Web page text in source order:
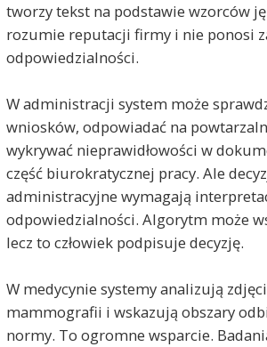
tworzy tekst na podstawie wzorców
rozumie reputacji firmy i nie ponosi
odpowiedzialności.
W administracji system może
wniosków, odpowiadać na
wykrywać nieprawidłowości w
część biurokratycznej pracy. Ale
administracyjne wymagają
odpowiedzialności. Algorytm może
lecz to człowiek podpisuje decyzję.
W medycynie systemy analizują
mammografii i wskazują obszary
normy. To ogromne wsparcie.